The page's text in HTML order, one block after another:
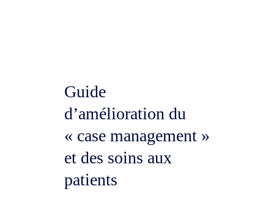
Guide
d’amélioration du
« case management »
et des soins aux
patients